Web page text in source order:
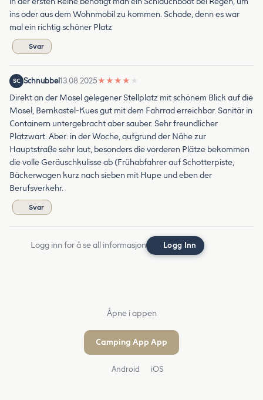
ins oder aus dem Wohnmobil zu kommen. Schade, denn es war
mal ein richtig schöner Platz
Svar
SC Schnubbel13.08.2025★ ★ ★ ★ ★
Direkt an der Mosel gelegener Stellplatz mit schönem Blick auf die
Mosel, Bernkastel-Kues gut mit dem Fahrrad erreichbar. Sanitär in
Containern untergebracht aber sauber. Sehr freundlicher
Platzwart. Aber: in der Woche, aufgrund der Nähe zur
Hauptstraße sehr laut, besonders die vorderen Plätze bekommen
die volle Geräuschkulisse ab (Frühabfahrer auf Schotterpiste,
Bäckerwagen kurz nach sieben mit Hupe und eben der
Berufsverkehr.
Svar
Logg inn for å se all informasjon Logg Inn
Åpne i appen
Camping App App
Android iOS